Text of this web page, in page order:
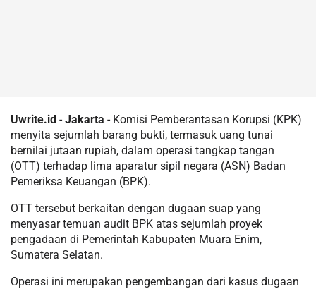
Uwrite.id -Jakarta - Komisi Pemberantasan Korupsi (KPK)
menyita sejumlah barang bukti, termasuk uang tunai
bernilai jutaan rupiah, dalam operasi tangkap tangan
(OTT) terhadap lima aparatur sipil negara (ASN) Badan
Pemeriksa Keuangan (BPK).
OTT tersebut berkaitan dengan dugaan suap yang
menyasar temuan audit BPK atas sejumlah proyek
pengadaan di Pemerintah Kabupaten Muara Enim,
Sumatera Selatan.
Operasi ini merupakan pengembangan dari kasus dugaan